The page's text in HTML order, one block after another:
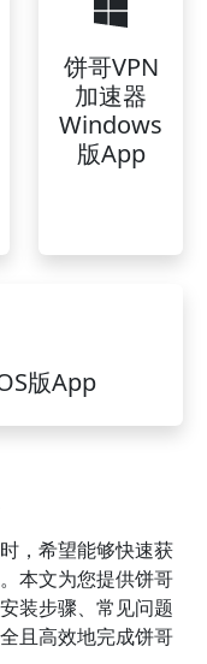
饼哥VPN
加速器
Windows
版App
版App
，希望能够快速获
本文为您提供饼哥
装步骤、常见问题
且高效地完成饼哥